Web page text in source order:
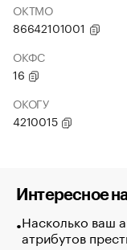
ОКТМО
86642101001
ОКФС
16
ОКОГУ
4210015
Интересное
Насколько ваш
атрибутов